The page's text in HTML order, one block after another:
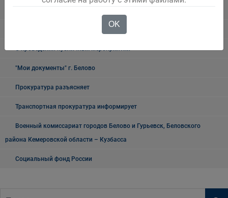
О проведении публичных мероприятий
"Мои документы" г. Белово
Прокуратура разъясняет
Транспортная прокуратура информирует
Военный комиссариат городов Белово и Гурьевск, Беловского
района Кемеровской области – Кузбасса
Социальный фонд России
OK